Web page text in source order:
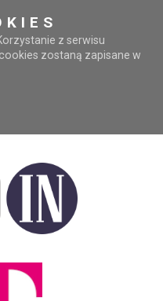
z serwisu
zostaną zapisane w